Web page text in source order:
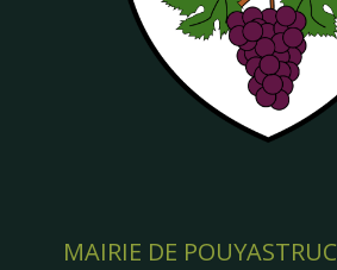
MAIRIE DE POUYASTRUC